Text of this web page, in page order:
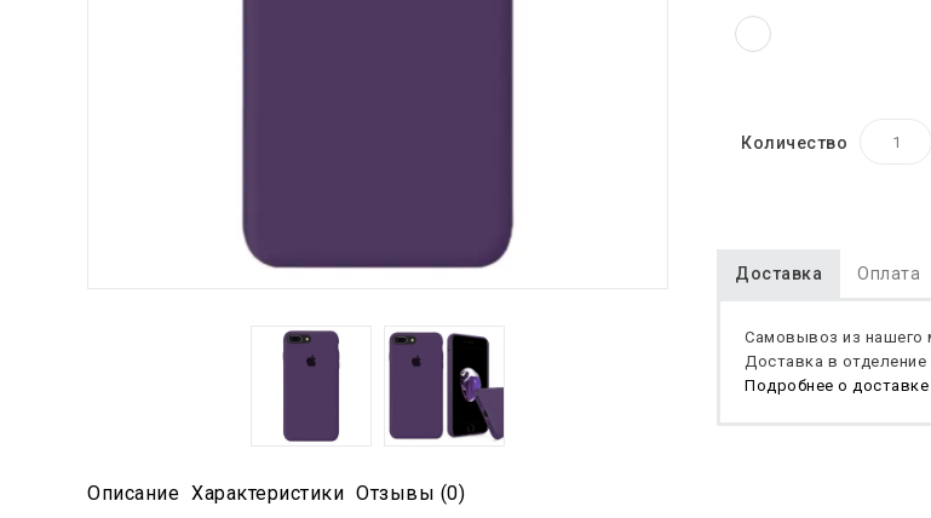
Количество
Доставка Оплата
Самовывоз из нашего
Доставка в
Подробнее о доставке
Описание Характеристики Отзывы (0)